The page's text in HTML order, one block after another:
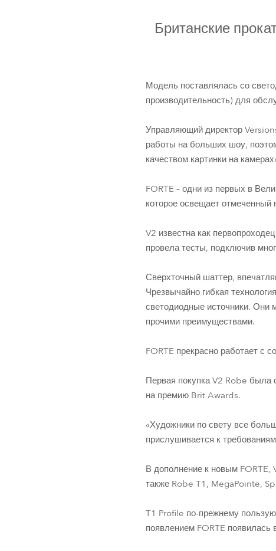
Robe Maritime
Британские
Модель поставлялась со
производительность) для
Управляющий директор
работы на больших шоу,
качеством картинки на
FORTE – одни из первых в
которое освещает
V2 известна как
провела тесты, подключив
Сверхточный шаттер,
Чрезвычайно гибкая
светодиодные источники. Они
прочими преимуществами.
FORTE прекрасно работает с
Первая покупка V2 Robe была
на премию Brit Awards.
«Художники по свету все
прислушивается к
В дополнение к новым
также Robe T1, MegaPointe,
T1 Profile по-прежнему
появлением FORTE